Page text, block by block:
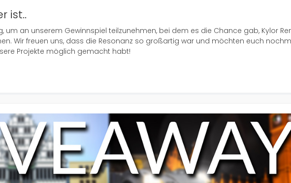
ist..
um an unserem Gewinnspiel teilzunehmen, bei dem es die Chance gab, Kylor
Wir freuen uns, dass die Resonanz so großartig war und möchten euch
Projekte möglich gemacht habt!